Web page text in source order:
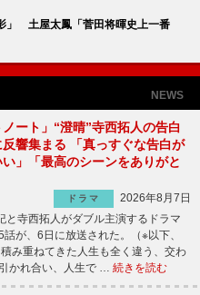
」 土屋太鳳「菅田将暉史上一番
NEWS
ノート」“澄晴”寺西拓人の告白
反響集まる 「真っすぐな告白が
」「最高のシーンをありがと
ドラマ
2026年8月7日
寺西拓人がダブル主演するドラマ
が、6日に放送された。（※以下、
み重ねてきた人生も全く違う、交わ
かれ合い、人生で … 続きを読む